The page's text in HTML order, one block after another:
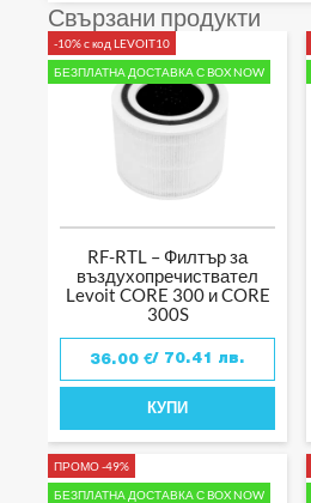
Свързани продукти
-10% с код LEVOIT10
БЕЗПЛАТНА ДОСТАВКА С BOX NOW
RF-RTL – Филтър за
въздухопречиствател
Levoit CORE 300 и CORE
300S
36.00 €/ 70.41 лв.
КУПИ
ПРОМО -49%
БЕЗПЛАТНА ДОСТАВКА С BOX NOW